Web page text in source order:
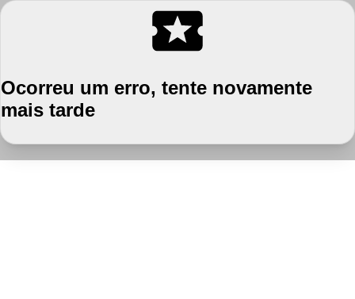
Ocorreu um erro, tente novamente
mais tarde